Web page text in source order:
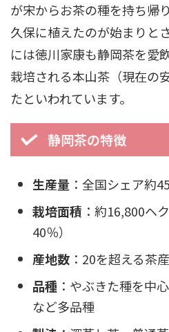
が宋からお茶の種を持ち帰
久保に植えたのが始まりと
には徳川家康も静岡茶を愛
栽培される本山茶（現在の
たといわれています。
静岡茶の特徴
生産量 ：全国シェア約
栽培面積 ：約16,800ヘ
40％）
産地数 ：20を超える茶
品種 ：やぶきた種を中
など多品種